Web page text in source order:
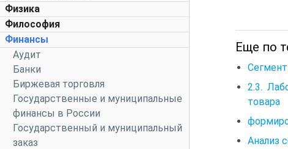
Физика
Философия
Финансы
Аудит
Банки
Биржевая торговля
Государственные и муниципальные
финансы в России
Государственный и муниципальный
заказ
Еще по
2.3.
товара
Анализ